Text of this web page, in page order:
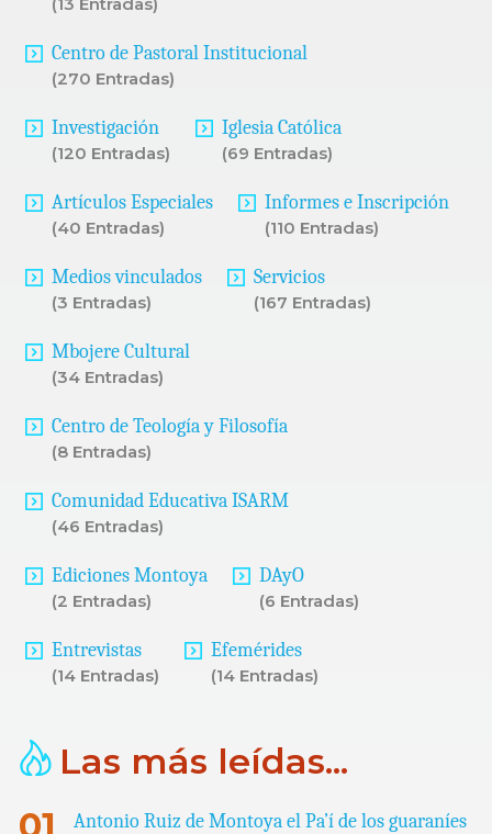
Centro de Pastoral Institucional
(270 Entradas)
Investigación
(120 Entradas)
Iglesia Católica
(69 Entradas)
Artículos Especiales
(40 Entradas)
Informes e Inscripción
(110 Entradas)
Medios vinculados
(3 Entradas)
Servicios
(167 Entradas)
Mbojere Cultural
(34 Entradas)
Centro de Teología y Filosofía
(8 Entradas)
Comunidad Educativa ISARM
(46 Entradas)
Ediciones Montoya
(2 Entradas)
DAyO
(6 Entradas)
Entrevistas
(14 Entradas)
Efemérides
(14 Entradas)
Las más leídas...
Antonio Ruiz de Montoya el Pa’í de los guaraníes